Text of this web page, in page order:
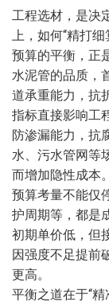
工程选材，是决
上，如何“精打
预算的平衡，正
水泥管的品质，
道承重能力，抗
指标直接影响工
防渗漏能力，抗
水、污水管网等
而增加隐性成本。
预算考量不能仅
护周期等，都是
初期单价低，但
因强度不足提前
更高。
平衡之道在于“